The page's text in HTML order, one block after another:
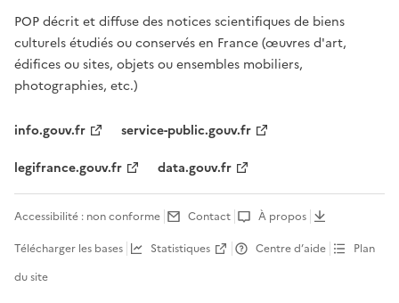
POP décrit et diffuse des notices scientifiques de biens
culturels étudiés ou conservés en France (œuvres d'art,
édifices ou sites, objets ou ensembles mobiliers,
photographies, etc.)
info.gouv.fr
service-public.gouv.fr
legifrance.gouv.fr
data.gouv.fr
Accessibilité : non conforme Contact
À propos
Télécharger les bases
Statistiques Centre d’aide
Plan
du site